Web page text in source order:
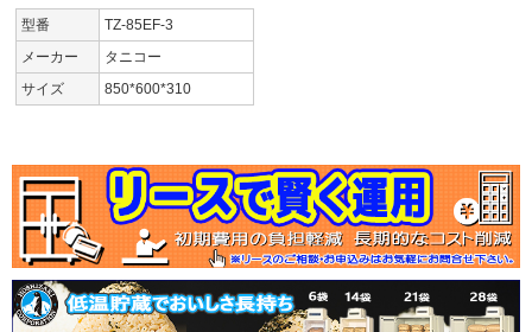
型番
TZ-85EF-3
メーカー
タニコー
サイズ
850*600*310